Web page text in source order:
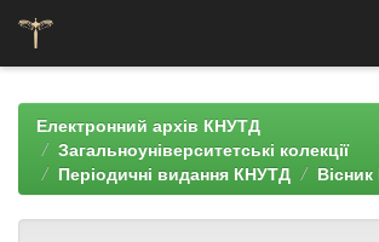
navigationЕлектронний архів КНУТД
Загальноуніверситетські колекції
Періодичні видання КНУТД